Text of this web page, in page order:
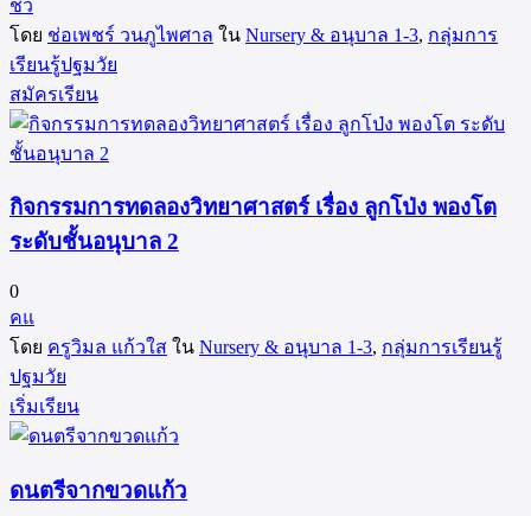
ชว
โดย ช่อเพชร์ วนภูไพศาล ใน Nursery & อนุบาล 1-3, กลุ่มการ
เรียนรู้ปฐมวัย
สมัครเรียน
กิจกรรมการทดลองวิทยาศาสตร์ เรื่อง ลูกโป่ง พองโต
ระดับชั้นอนุบาล 2
0
คแ
โดย ครูวิมล แก้วใส ใน Nursery & อนุบาล 1-3, กลุ่มการเรียนรู้
ปฐมวัย
เริ่มเรียน
ดนตรีจากขวดแก้ว